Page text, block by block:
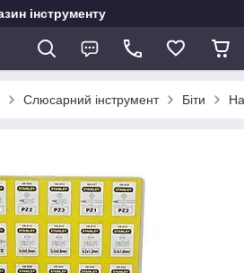
інструменту
Слюсарний інструмент Біти